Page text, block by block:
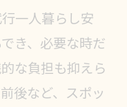
一人暮らし安
き、必要な時だ
な負担も抑えら
後など、スポッ